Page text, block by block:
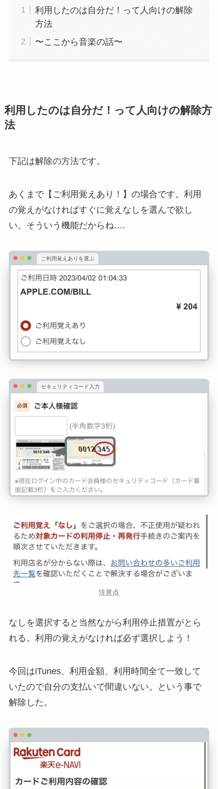
利用したのは自分だ！って人向けの解除
方法
〜ここから音楽の話〜
利用したのは自分だ！って人向けの解除方
法
下記は解除の方法です。
あくまで【ご利用覚えあり！】の場合です。利用
の覚えがなければすぐに覚えなしを選んで欲し
い。そういう機能だからね….
ご利用覚えありを選ぶ
セキュリティコード入力
注意点
なしを選択すると当然ながら利用停止措置がとら
れる。利用の覚えがなければ必ず選択しよう！
今回はiTunes、利用金額、利用時間全て一致して
いたので自分の支払いで間違いない。という事で
解除した。